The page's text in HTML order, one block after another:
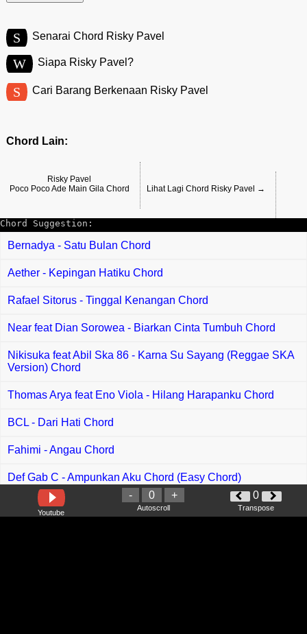
S Senarai Chord Risky Pavel
W Siapa Risky Pavel?
S Cari Barang Berkenaan Risky Pavel
Chord Lain:
Risky Pavel
Poco Poco Ade Main Gila Chord
Lihat Lagi Chord Risky Pavel →
Chord Suggestion:
Bernadya - Satu Bulan Chord
Aether - Kepingan Hatiku Chord
Rafael Sitorus - Tinggal Kenangan Chord
Near feat Dian Sorowea - Biarkan Cinta Tumbuh Chord
Nikisuka feat Abil Ska 86 - Karna Su Sayang (Reggae SKA
Version) Chord
Thomas Arya feat Eno Viola - Hilang Harapanku Chord
BCL - Dari Hati Chord
Fahimi - Angau Chord
Def Gab C - Ampunkan Aku Chord (Easy Chord)
Didi Astilah - Xoxo Chord
Youtube
- 0 +
Autoscroll
0
Transpose